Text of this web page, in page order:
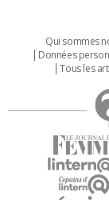
Qui sommes
Données
Tous les